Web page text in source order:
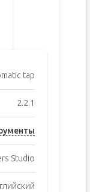
tap
2.2.1
Studio